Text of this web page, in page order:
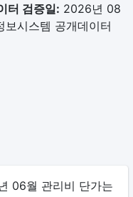
터 검증일: 2026년 08
시스템 공개데이터
06월 관리비 단가는